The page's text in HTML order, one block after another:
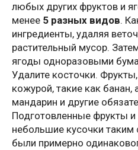
любых других фруктов и
менее 5 разных видов.
ингредиенты, удаляя
растительный мусор.
ягоды одноразовыми
Удалите косточки.
кожурой, такие как банан,
мандарин и другие
Подготовленные фрукты
небольшие кусочки
были примерно